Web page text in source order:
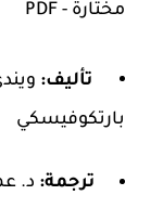
مختارة - PDF
تأليف:
بارتكوفيسكي
ترجمة: د.